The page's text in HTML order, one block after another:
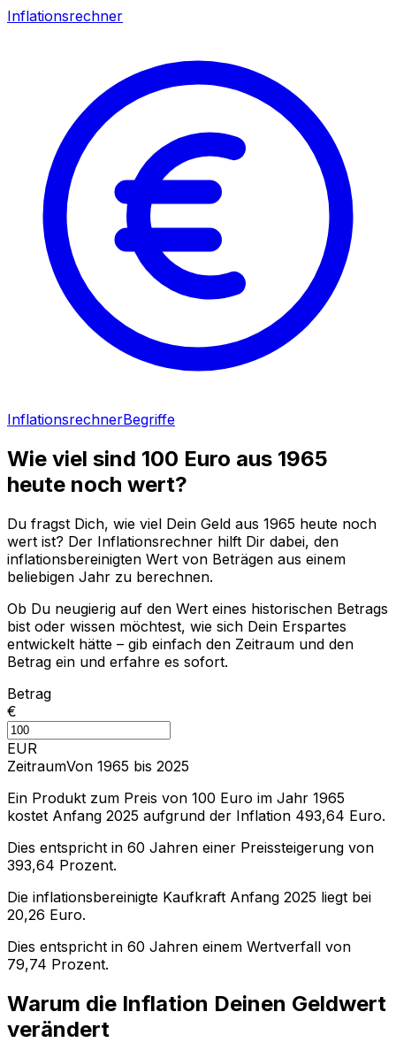
Inflationsrechner
InflationsrechnerBegriffe
Wie viel sind 100 Euro aus 1965
heute noch wert?
Du fragst Dich, wie viel Dein Geld aus 1965 heute noch
wert ist? Der Inflationsrechner hilft Dir dabei, den
inflationsbereinigten Wert von Beträgen aus einem
beliebigen Jahr zu berechnen.
Ob Du neugierig auf den Wert eines historischen Betrags
bist oder wissen möchtest, wie sich Dein Erspartes
entwickelt hätte – gib einfach den Zeitraum und den
Betrag ein und erfahre es sofort.
Betrag
€
EUR
ZeitraumVon 1965 bis 2025
Ein Produkt zum Preis von 100 Euro im Jahr 1965
kostet Anfang 2025 aufgrund der Inflation 493,64 Euro.
Dies entspricht in 60 Jahren einer Preissteigerung von
393,64 Prozent.
Die inflationsbereinigte Kaufkraft Anfang 2025 liegt bei
20,26 Euro.
Dies entspricht in 60 Jahren einem Wertverfall von
79,74 Prozent.
Warum die Inflation Deinen Geldwert
verändert